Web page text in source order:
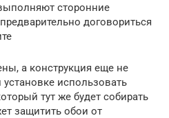
сторонние
договориться
а конструкция еще не
использовать
тут же будет собирать
защитить обои от